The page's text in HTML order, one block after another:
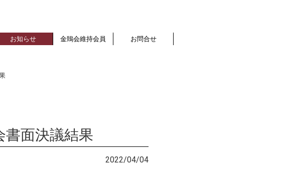
お知らせ 金鵄会維持会員 お問合せ
面決議結果
2022/04/04